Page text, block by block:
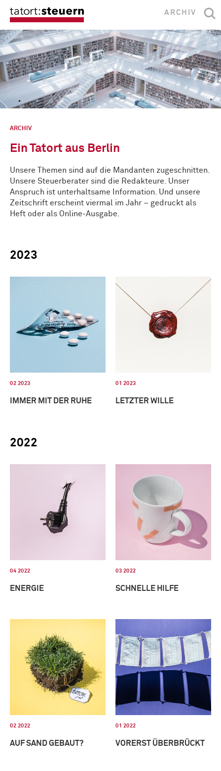
ARCHIV
ARCHIV
Ein Tatort aus Berlin
Unsere Themen sind auf die Mandanten zugeschnitten.
Unsere Steuerberater sind die Redakteure. Unser
Anspruch ist unterhaltsame Information. Und unsere
Zeitschrift erscheint viermal im Jahr – gedruckt als
Heft oder als Online-Ausgabe.
2023
02 2023
IMMER MIT DER RUHE
01 2023
LETZTER WILLE
2022
04 2022
ENERGIE
03 2022
SCHNELLE HILFE
02 2022
AUF SAND GEBAUT?
01 2022
VORERST ÜBERBRÜCKT